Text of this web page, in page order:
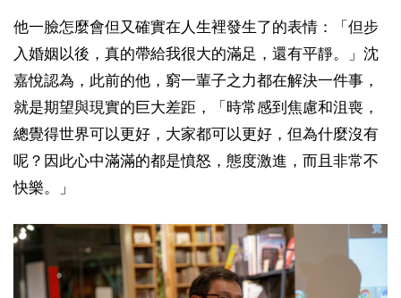
他一臉怎麼會但又確實在人生裡發生了的表情：「但步
入婚姻以後，真的帶給我很大的滿足，還有平靜。」沈
嘉悅認為，此前的他，窮一輩子之力都在解決一件事，
就是期望與現實的巨大差距，「時常感到焦慮和沮喪，
總覺得世界可以更好，大家都可以更好，但為什麼沒有
呢？因此心中滿滿的都是憤怒，態度激進，而且非常不
快樂。」